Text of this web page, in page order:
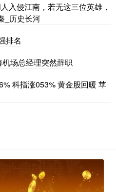
入侵江南，若无这三位英雄，
_历史长河
排名
场总经理突然辞职
科指涨053% 黄金股回暖 苹